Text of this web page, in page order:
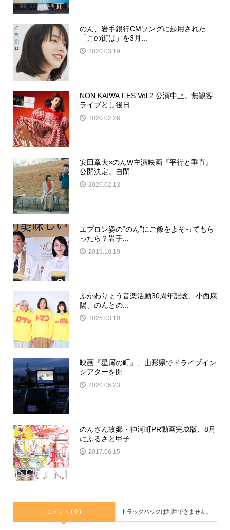
のん、岩手銀行CMソングに起用された
「この街は」を3月...
2020.03.19
NON KAIWA FES Vol.2 公演中止。無観客
ライブとし後日...
2020.02.26
安田章大×のんW主演映画『平行と垂直』
公開決定。自閉...
2026.02.13
エプロン姿の“のん”にご飯をよそってもら
ったら？岩手...
2019.10.19
ふかわりょう音楽活動30周年記念、小西康
陽、のんとの...
2025.03.10
映画『星屑の町』、山形県でドライブイン
シアターを開...
2020.05.23
のんさん故郷・神河町PR動画完成版、8月
にふるさと甲子...
2017.06.15
コメント ( 0 ) トラックバックは利用できません。